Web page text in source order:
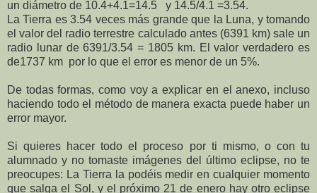
un diámetro de 10.4+4.1=14.5
y 14.5/4.1 =3.54.
La Tierra es 3.54 veces más grande que la Luna, y tomando
el valor del radio terrestre calculado antes (6391 km) sale un
radio lunar de 6391/3.54 = 1805 km. El valor verdadero es
de1737 km por lo que el error es menor de un 5%.
De todas formas, como voy a explicar en el anexo, incluso
haciendo todo el método de manera exacta puede haber un
error mayor.
Si quieres hacer todo el proceso por ti mismo, o con tu
alumnado y no tomaste imágenes del último eclipse, no te
preocupes: La Tierra la podéis medir en cualquier momento
que salga el Sol, y el próximo 21 de enero hay otro eclipse